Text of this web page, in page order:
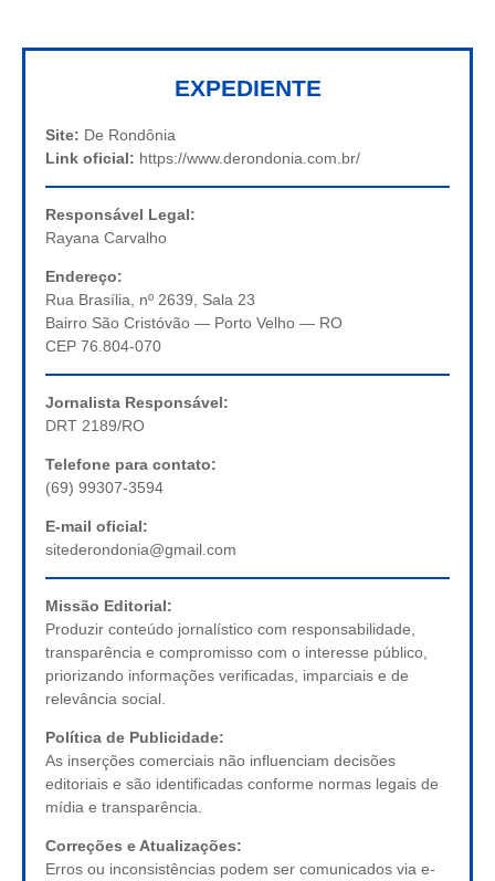
EXPEDIENTE
Site: De Rondônia
Link oficial: https://www.derondonia.com.br/
Responsável Legal:
Rayana Carvalho
Endereço:
Rua Brasília, nº 2639, Sala 23
Bairro São Cristóvão — Porto Velho — RO
CEP 76.804-070
Jornalista Responsável:
DRT 2189/RO
Telefone para contato:
(69) 99307-3594
E-mail oficial:
sitederondonia@gmail.com
Missão Editorial:
Produzir conteúdo jornalístico com responsabilidade,
transparência e compromisso com o interesse público,
priorizando informações verificadas, imparciais e de
relevância social.
Política de Publicidade:
As inserções comerciais não influenciam decisões
editoriais e são identificadas conforme normas legais de
mídia e transparência.
Correções e Atualizações:
Erros ou inconsistências podem ser comunicados via e-